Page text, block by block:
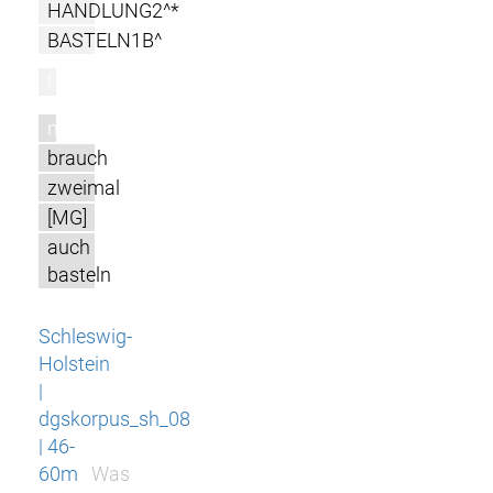
HANDLUNG2^*
BASTELN1B^
m
brauch
zweimal
[MG]
auch
basteln
Schleswig-
Holstein
|
dgskorpus_sh_08
| 46-
60m
Was